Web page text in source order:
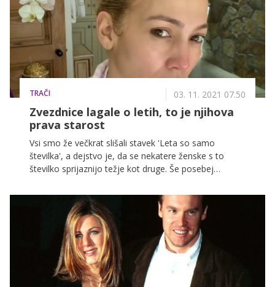
TRAČI 03. 11. 2021 07.50
Zvezdnice lagale o letih, to je njihova
prava starost
Vsi smo že večkrat slišali stavek 'Leta so samo
številka', a dejstvo je, da se nekatere ženske s to
številko sprijaznijo težje kot druge. Še posebej
nobeno presenečenje, da se je marsikatera zvezdnica
v svoji karieri že kdaj zlagala glede tega, koliko je
stara. Od tega je namreč odvisno, ali bo dobila vlogo